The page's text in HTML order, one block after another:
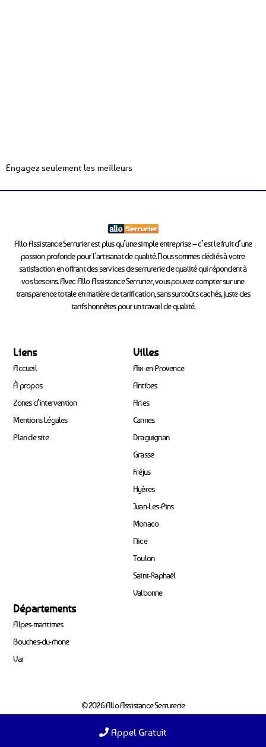
Appel Gratuit
Engagez seulement les meilleurs
Allo Assistance Serrurier est plus qu’une simple entreprise – c’est le fruit d’une
passion profonde pour l’artisanat de qualité. Nous sommes dédiés à votre
satisfaction en offrant des services de serrurerie de qualité qui répondent à
vos besoins. Avec Allo Assistance Serrurier, vous pouvez compter sur une
transparence totale en matière de tarification, sans surcoûts cachés, juste des
tarifs honnêtes pour un travail de qualité.
Liens
Accueil
À propos
Zones d’intervention
Mentions Légales
Plan de site
Villes
Aix-en-Provence
Antibes
Arles
Cannes
Draguignan
Grasse
Fréjus
Hyères
Juan-Les-Pins
Monaco
Nice
Toulon
Saint-Raphaël
Valbonne
Départements
Alpes-maritimes
Bouches-du-rhone
Var
© 2026 Allo Assistance Serrurerie